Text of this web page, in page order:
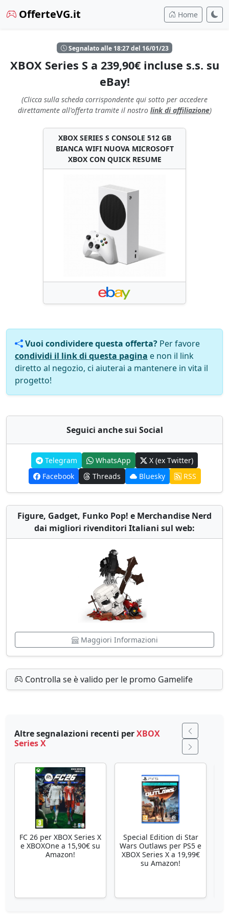
OfferteVG.it Home
Segnalato alle 18:27 del 16/01/23
XBOX Series S a 239,90€ incluse s.s. su
eBay!
(Clicca sulla scheda corrispondente qui sotto per accedere
direttamente all'offerta tramite il nostro link di affiliazione)
XBOX SERIES S CONSOLE 512 GB
BIANCA WIFI NUOVA MICROSOFT
XBOX CON QUICK RESUME
Vuoi condividere questa offerta? Per favore
condividi il link di questa pagina e non il link
diretto al negozio, ci aiuterai a mantenere in vita il
progetto!
Seguici anche sui Social
Telegram WhatsApp
X (ex Twitter)
Facebook
Threads Bluesky RSS
Figure, Gadget, Funko Pop! e Merchandise Nerd
dai migliori rivenditori Italiani sul web:
Maggiori Informazioni
Controlla se è valido per le promo Gamelife
Altre segnalazioni recenti perXBOX
Series X
FC 26 per XBOX Series X
e XBOXOne a 15,90€ su
Amazon!
Special Edition di Star
Wars Outlaws per PS5 e
XBOX Series X a 19,99€
su Amazon!